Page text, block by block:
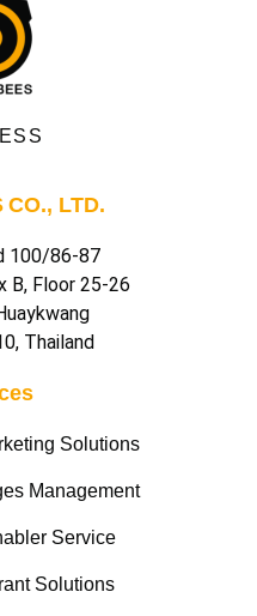
CO., LTD.
100/86-87
B, Floor 25-26
Thailand
Solutions
Management
Service
Solutions